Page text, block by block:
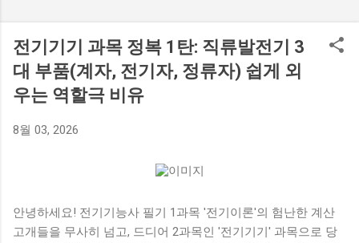
더보기… 개인정보처리방침
전기기기 과목 정복 1탄: 직류발전기 3
대 부품(계자, 전기자, 정류자) 쉽게 외
우는 역할극 비유
8월 03, 2026
안녕하세요! 전기기능사 필기 1과목 '전기이론'의 험난한 계산
고개들을 무사히 넘고, 드디어 2과목인 '전기기기' 과목으로 당